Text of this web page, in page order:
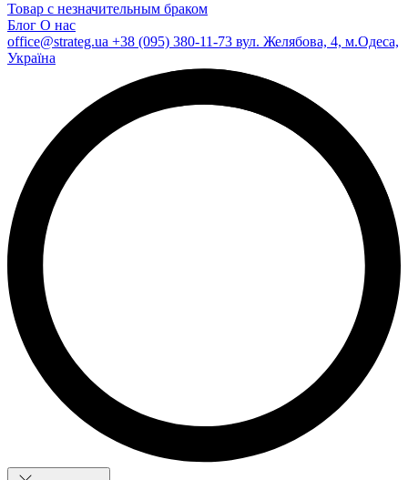
Товар с незначительным браком
Блог О нас
office@strateg.ua +38 (095) 380-11-73 вул. Желябова, 4, м.Одеса,
Україна